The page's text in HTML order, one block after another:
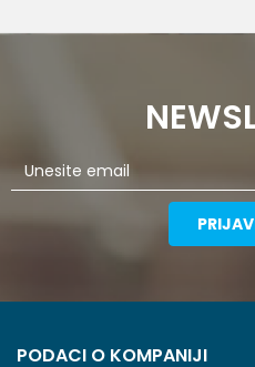
PODACI O KOMPANIJI